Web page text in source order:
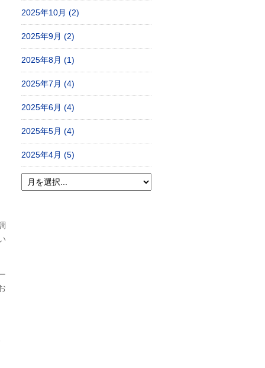
2025年10月 (2)
2025年9月 (2)
2025年8月 (1)
2025年7月 (4)
2025年6月 (4)
2025年5月 (4)
2025年4月 (5)